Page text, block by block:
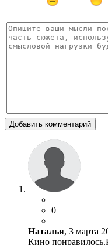
Добавить комментарий
0
Наталья, 3 марта
Кино